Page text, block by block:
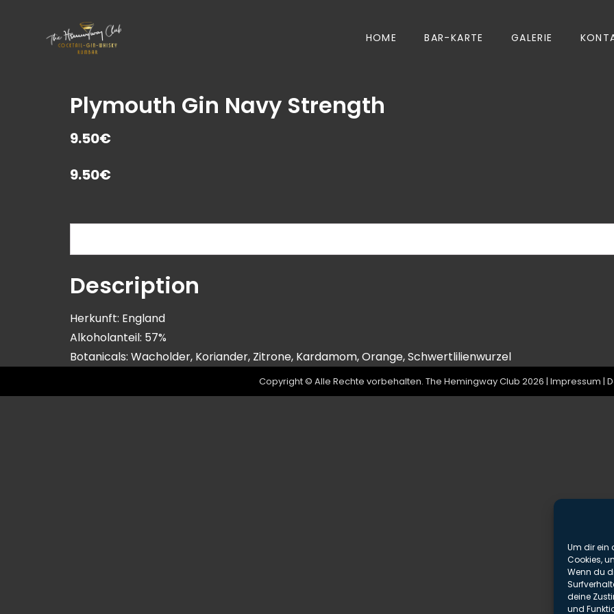
Um dir ein
Cookies,
Wenn du
deine
und
HOME BAR-KARTE GALERIE
Plymouth Gin Navy Strength
9.50€
9.50€
Description
Herkunft: England
Alkoholanteil: 57%
Botanicals: Wacholder, Koriander, Zitrone, Kardamom, Orange, Schwertlilienwurzel
Copyright © Alle Rechte vorbehalten. The Hemingway Club 2026 | Impressum |